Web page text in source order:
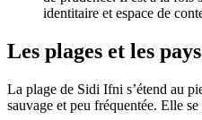
identitaire et espace de
Les plages et les
La plage de Sidi Ifni s’étend au
sauvage et peu fréquentée. Elle